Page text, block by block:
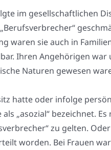
im gesell­schaft­li­chen
waren sie auch in
Ihren Ange­hö­ri­gen
Natu­ren gewe­sen
hat­te oder infol­ge
„aso­zi­al“ bezeich­net.
zu gel­ten.
wor­den. Bei Frau­en